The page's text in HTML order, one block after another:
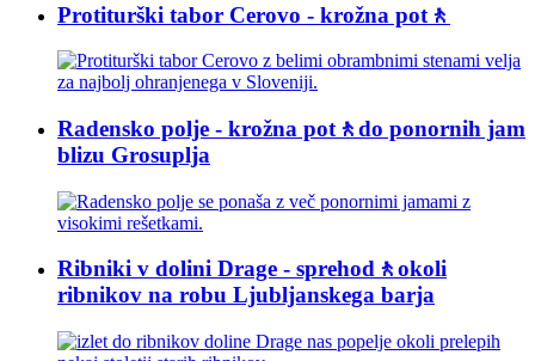
Protiturški tabor Cerovo - krožna pot🚶
Radensko polje - krožna pot🚶do ponornih jam
blizu Grosuplja
Ribniki v dolini Drage - sprehod🚶okoli
ribnikov na robu Ljubljanskega barja